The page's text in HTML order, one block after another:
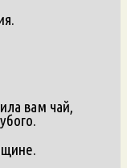
вам чай,